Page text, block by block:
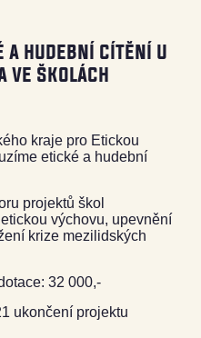
a hudební cítění u
ve školách
kraje pro Etickou
etické a hudební
projektů škol
výchovu, upevnění
krize mezilidských
32 000,-
ukončení projektu